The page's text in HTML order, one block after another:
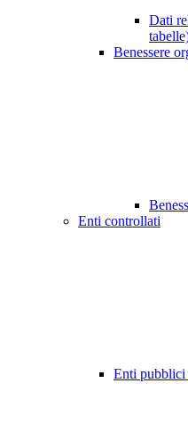
Dati
Benessere
Enti controllati
Enti